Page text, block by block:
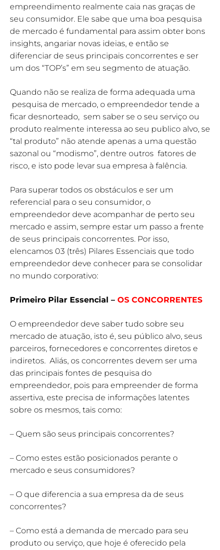
empreendimento realmente caia nas graças de
seu consumidor. Ele sabe que uma boa pesquisa
de mercado é fundamental para assim obter bons
insights, angariar novas ideias, e então se
diferenciar de seus principais concorrentes e ser
um dos “TOP’s” em seu segmento de atuação.
Quando não se realiza de forma adequada uma
pesquisa de mercado, o empreendedor tende a
ficar desnorteado, sem saber se o seu serviço ou
produto realmente interessa ao seu publico alvo, se
“tal produto” não atende apenas a uma questão
sazonal ou “modismo”, dentre outros fatores de
risco, e isto pode levar sua empresa à falência.
Para superar todos os obstáculos e ser um
referencial para o seu consumidor, o
empreendedor deve acompanhar de perto seu
mercado e assim, sempre estar um passo a frente
de seus principais concorrentes. Por isso,
elencamos 03 (três) Pilares Essenciais que todo
empreendedor deve conhecer para se consolidar
no mundo corporativo:
Primeiro Pilar Essencial – OS CONCORRENTES
O empreendedor deve saber tudo sobre seu
mercado de atuação, isto é, seu público alvo, seus
parceiros, fornecedores e concorrentes diretos e
indiretos. Aliás, os concorrentes devem ser uma
das principais fontes de pesquisa do
empreendedor, pois para empreender de forma
assertiva, este precisa de informações latentes
sobre os mesmos, tais como:
– Quem são seus principais concorrentes?
– Como estes estão posicionados perante o
mercado e seus consumidores?
– O que diferencia a sua empresa da de seus
concorrentes?
– Como está a demanda de mercado para seu
produto ou serviço, que hoje é oferecido pela